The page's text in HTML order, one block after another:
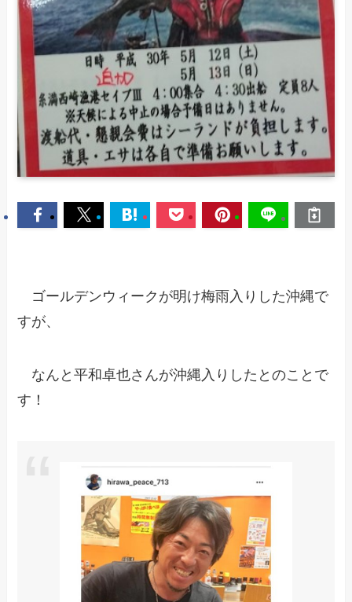
ゴールデンウィークが明け梅雨入りした沖縄で
すが、
なんと平和卓也さんが沖縄入りしたとのことで
す！